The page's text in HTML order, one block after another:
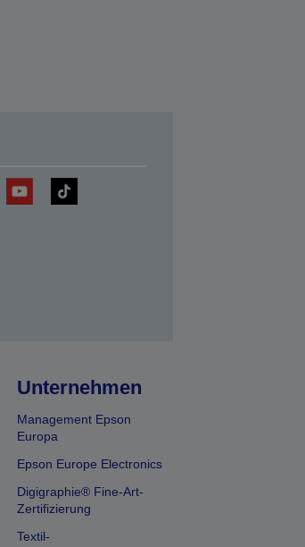
Unternehmen
Management Epson
Europa
Epson Europe Electronics
Digigraphie® Fine-Art-
Zertifizierung
Textil-